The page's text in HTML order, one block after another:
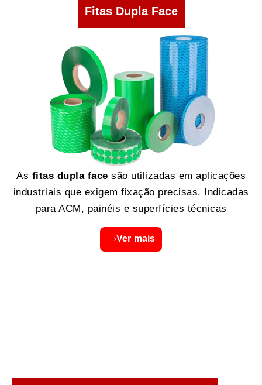
Fitas Dupla Face
As fitas dupla face são utilizadas em aplicações
industriais que exigem fixação precisas. Indicadas
para ACM, painéis e superfícies técnicas
Ver mais